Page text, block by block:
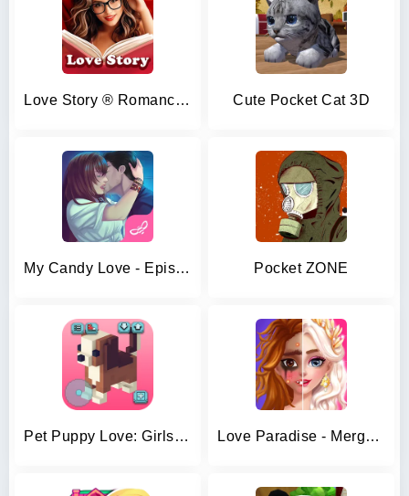
Love Story ® Romance Games Cute Pocket Cat 3D
My Candy Love - Episode Pocket ZONE
Pet Puppy Love: Girls Craft Love Paradise - Merge Makeover